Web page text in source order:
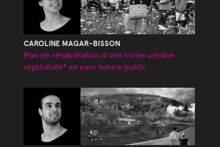
CAROLINE MAGAR-BISSON
Plan de réhabilitation d’une friche urbaine
végétalisée* en parc nature public